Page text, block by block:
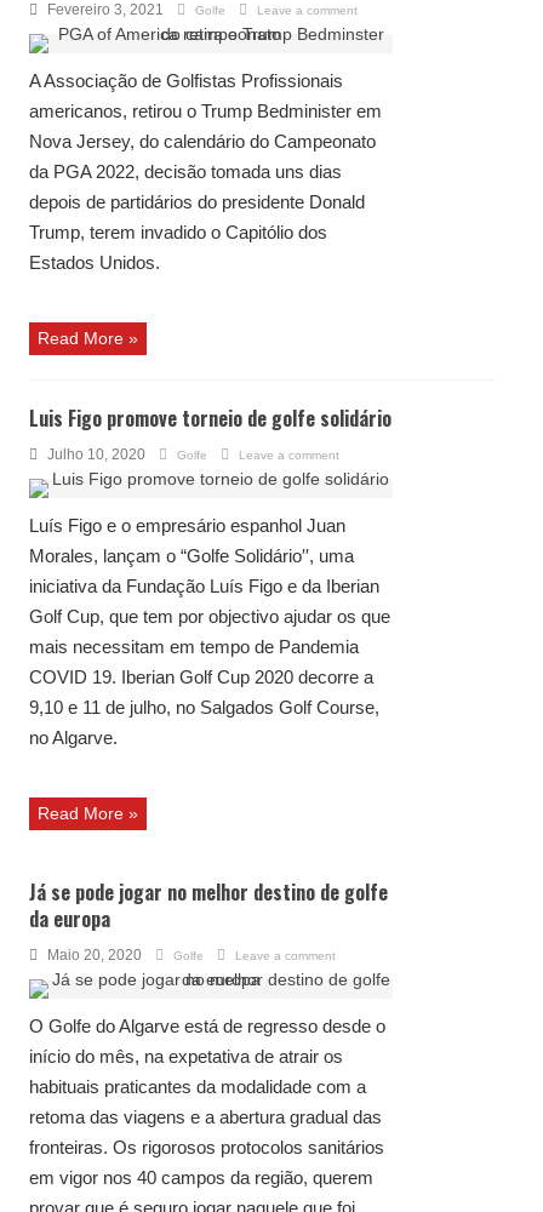
Fevereiro 3, 2021 Golfe Leave a comment
A Associação de Golfistas Profissionais
americanos, retirou o Trump Bedminister em
Nova Jersey, do calendário do Campeonato
da PGA 2022, decisão tomada uns dias
depois de partidários do presidente Donald
Trump, terem invadido o Capitólio dos
Estados Unidos.
Read More »
Luis Figo promove torneio de golfe solidário
Julho 10, 2020 Golfe Leave a comment
Luís Figo e o empresário espanhol Juan
Morales, lançam o “Golfe Solidário′′, uma
iniciativa da Fundação Luís Figo e da Iberian
Golf Cup, que tem por objectivo ajudar os que
mais necessitam em tempo de Pandemia
COVID 19. Iberian Golf Cup 2020 decorre a
9,10 e 11 de julho, no Salgados Golf Course,
no Algarve.
Read More »
Já se pode jogar no melhor destino de golfe
da europa
Maio 20, 2020 Golfe Leave a comment
O Golfe do Algarve está de regresso desde o
início do mês, na expetativa de atrair os
habituais praticantes da modalidade com a
retoma das viagens e a abertura gradual das
fronteiras. Os rigorosos protocolos sanitários
em vigor nos 40 campos da região, querem
provar que é seguro jogar naquele que foi